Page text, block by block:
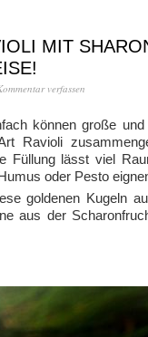
MIT
verfassen
können große
Ravioli
Füllung lässt viel
oder Pesto
goldenen Kugeln
aus der